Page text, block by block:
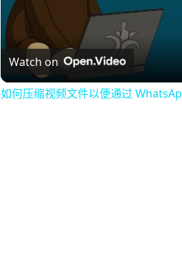
Watch on
如何压缩视频文件以便通过